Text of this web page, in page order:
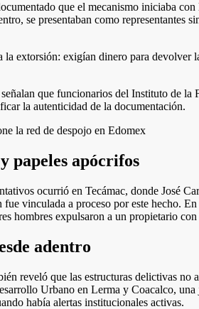
que el mecanismo iniciaba
se presentaban como representantes
la extorsión: exigían dinero para
que funcionarios del Instituto de
la autenticidad de la documentación.
papeles apócrifos
ocurrió en Tecámac, donde José
vinculada a proceso por este hecho.
hombres expulsaron a un propietario
adentro
reveló que las estructuras delictivas no
Urbano en Lerma y Coacalco,
había alertas institucionales activas.